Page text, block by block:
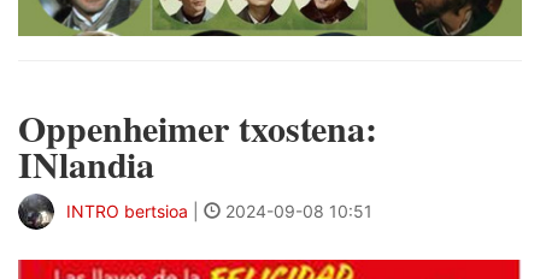
Oppenheimer txostena:
INlandia
INTRO bertsioa 2024-09-08 10:51